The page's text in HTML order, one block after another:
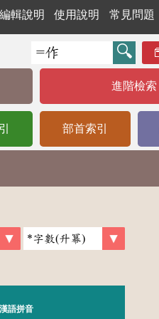
編輯說明 使用說明 常見問題
進階檢索
部首索引
漢語拼音